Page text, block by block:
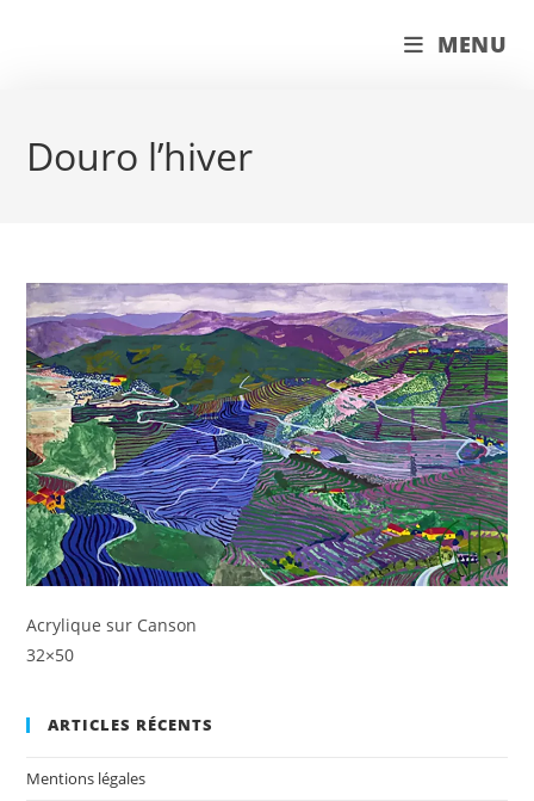
MENU
Douro l’hiver
Acrylique sur Canson
32×50
ARTICLES RÉCENTS
Mentions légales